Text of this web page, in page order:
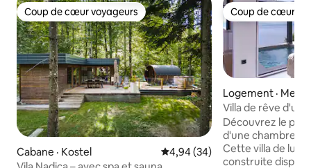
Coup de cœur voyageurs
Coup de cœur voyageurs
Cabane · Kostel Note moyenne de 4,94 sur 5,
4,94 (34)
Coup de cœur
Coup de cœur
Logement ·
Villa de rêve
chauffée, jacuzzi
Découvrez le
d'une chambre à
Cette villa de
construite